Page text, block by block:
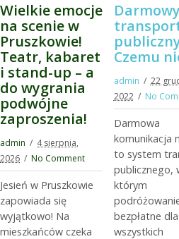
Wielkie emocje
na scenie w
Pruszkowie!
Teatr, kabaret
i stand-up – a
do wygrania
podwójne
zaproszenia!
admin
4 sierpnia,
2026
No Comment
Jesień w Pruszkowie
zapowiada się
wyjątkowo! Na
mieszkańców czeka
Darmowy
Czemu
admin
22
2022
No
Darmowa
komunikacja
to system
publicznego,
którym
bezpłatne dla
wszystkich